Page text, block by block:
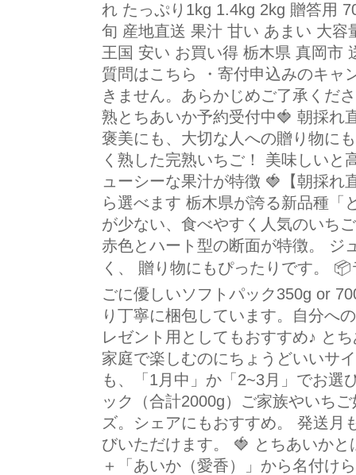
れ たっぷり1kg 1.4kg 2kg 贈答用
旬 産地直送 果汁 甘い あまい 大
王国 安い お買い得 栃木県 真岡市
質問はこちら ・寄付申込みのキャ
きません。あらかじめご了承くだ
熟とちあいか予約受付中🍓 朝採れ
褒美にも、大切な人への贈り物に
く熟した完熟いちご！ 美味しいと
ューシーな果汁が特徴 🍓【朝採れ
ら選べます 栃木県が誇る新品種「
が少ない、食べやすく人気のいち
赤色とハート型の断面が特徴。 ジ
く、 贈り物にもぴったりです。
ごに優しいソフトパック350g or
り丁寧に梱包しています。自分へ
レゼント用としてもおすすめ♪ と
家庭で楽しむのにちょうどいいサ
も、「1月中」か「2~3月」でお選
ック（合計2000g）ご家族やいち
ズ。シェアにもおすすめ。 発送月
びいただけます。 🍓 とちあいか
＋「あいか（愛香）」から名付け